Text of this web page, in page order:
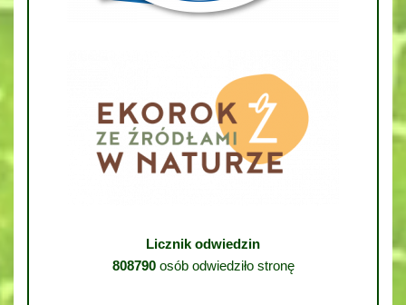
Licznik odwiedzin
808790osób odwiedziło stronę